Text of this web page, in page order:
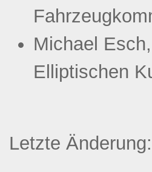
Michael
Elliptischen
Letzte